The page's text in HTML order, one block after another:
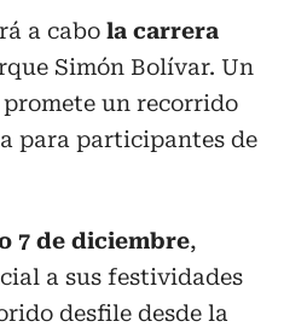
a cabo la carrera
Simón Bolívar. Un
un recorrido
para participantes de
7 de diciembre,
a sus festividades
desfile desde la